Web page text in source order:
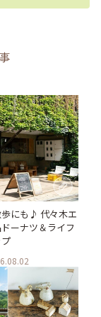
にも♪ 代々木エ
ーナツ＆ライフ